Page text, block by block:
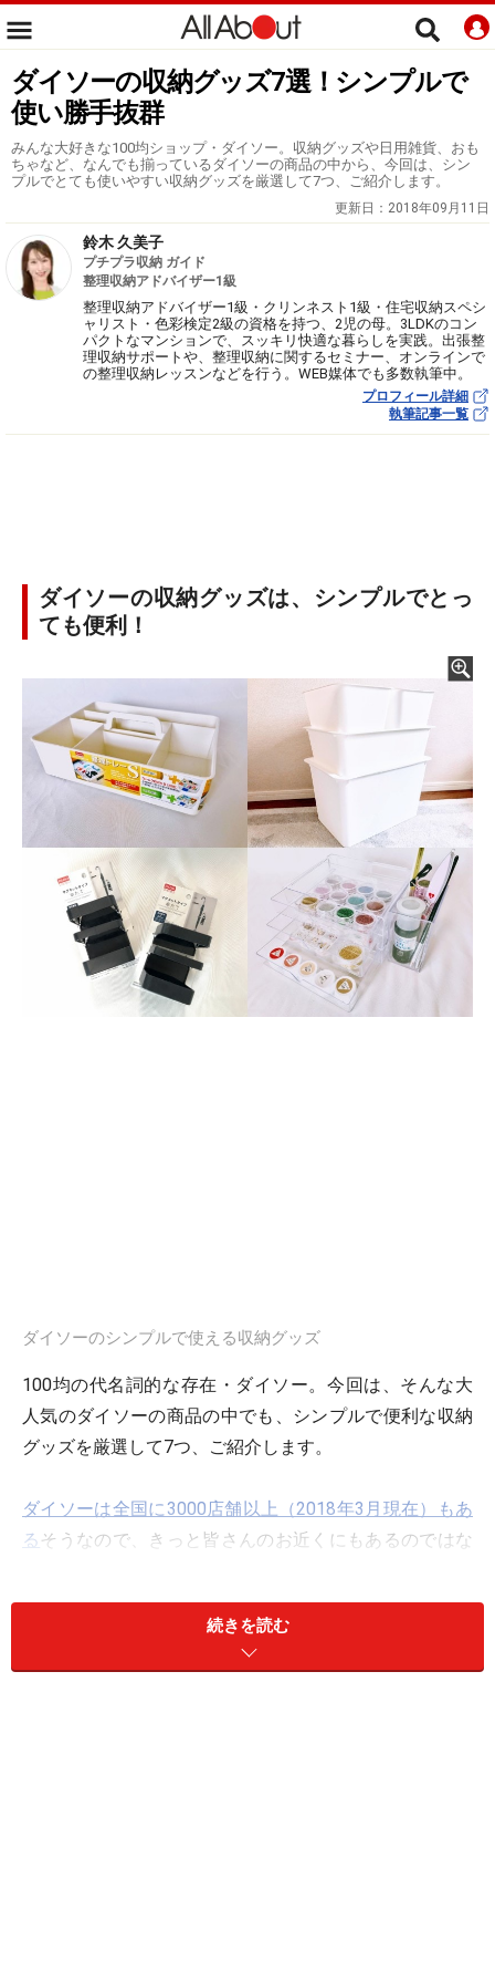
ダイソーの収納グッズ7選！シンプルで
使い勝手抜群
みんな大好きな100均ショップ・ダイソー。収納グッズや日用雑貨、おも
ちゃなど、なんでも揃っているダイソーの商品の中から、今回は、シン
プルでとても使いやすい収納グッズを厳選して7つ、ご紹介します。
更新日： 2018年09月11日
鈴木 久美子
プチプラ収納 ガイド
整理収納アドバイザー1級
整理収納アドバイザー1級・クリンネスト1級・住宅収納スペシ
ャリスト・色彩検定2級の資格を持つ、2児の母。3LDKのコン
パクトなマンションで、スッキリ快適な暮らしを実践。出張整
理収納サポートや、整理収納に関するセミナー、オンラインで
の整理収納レッスンなどを行う。WEB媒体でも多数執筆中。
プロフィール詳細
執筆記事一覧
ダイソーの収納グッズは、シンプルでとっ
ても便利！
ダイソーのシンプルで使える収納グッズ
100均の代名詞的な存在・ダイソー。今回は、そんな大
人気のダイソーの商品の中でも、シンプルで便利な収納
グッズを厳選して7つ、ご紹介します。
ダイソーは全国に3000店舗以上（2018年3月現在）もあ
る そうなので、きっと皆さんのお近くにもあるのではな
ンプルな物から、女子中高生に人気のキュートでかわい
い商品もどんどんと新商品が出てきて、ますます目が離
せない存在です。そんなダイソーの収納グッズを活用し
続きを読む